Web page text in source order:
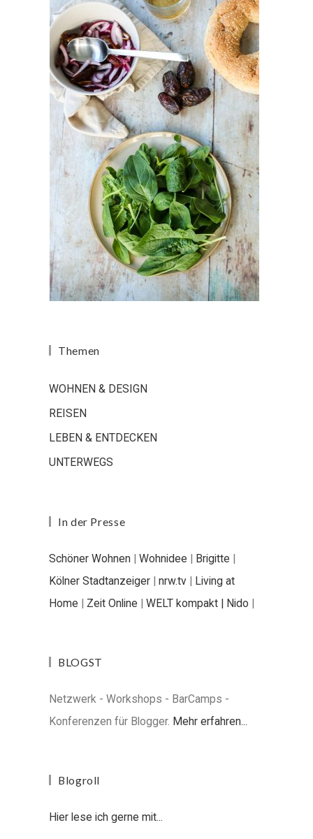
Themen
WOHNEN & DESIGN
REISEN
LEBEN & ENTDECKEN
UNTERWEGS
In der Presse
Schöner Wohnen | Wohnidee | Brigitte |
Kölner Stadtanzeiger | nrw.tv | Living at
Home | Zeit Online | WELT kompakt | Nido |
BLOGST
Netzwerk - Workshops - BarCamps -
Konferenzen für Blogger. Mehr erfahren...
Blogroll
Hier lese ich gerne mit...